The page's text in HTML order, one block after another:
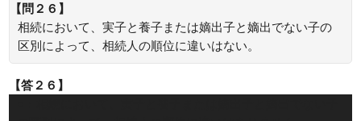
【問２６】
相続において、実子と養子または嫡出子と嫡出でない子の
区別によって、相続人の順位に違いはない。
【答２６】